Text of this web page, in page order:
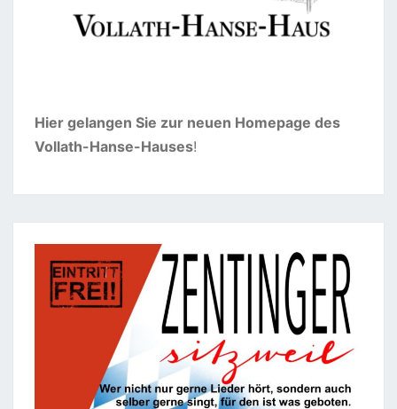
Hier gelangen Sie zur neuen Homepage des
Vollath-Hanse-Hauses!